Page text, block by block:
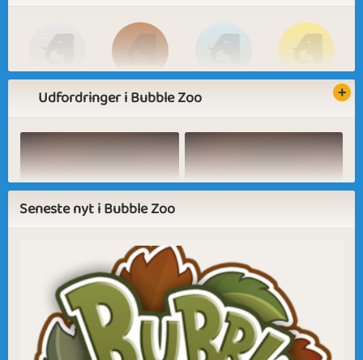
Habitats
Udfordringer i Bubble Zoo
Strawberry Cake May Flower
Birds Singing Nisseland
Seneste nyt i Bubble Zoo